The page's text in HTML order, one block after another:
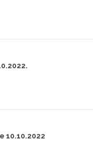
10.10.2022